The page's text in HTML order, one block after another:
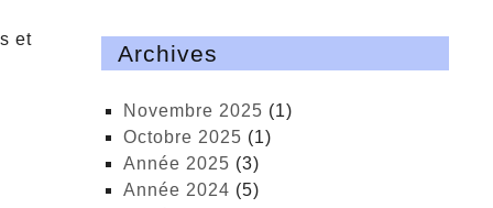
et
Archives
novembre 2025 (1)
octobre 2025 (1)
année 2025 (3)
année 2024 (5)